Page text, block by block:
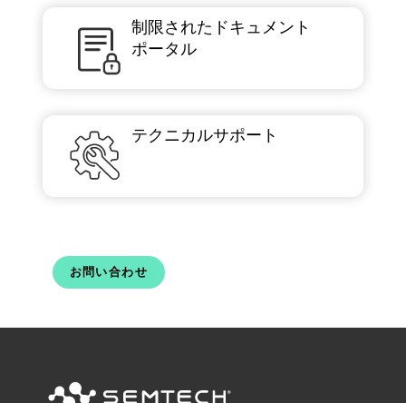
制限されたドキュメント
ポータル
テクニカルサポート
お問い合わせ